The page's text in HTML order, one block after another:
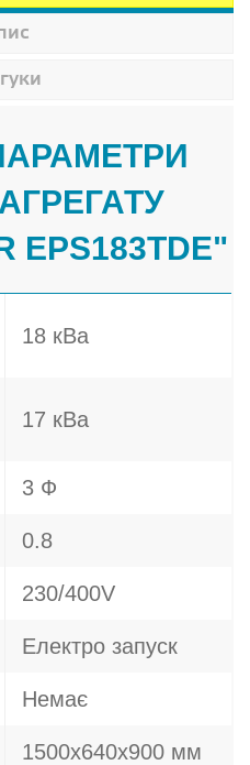
EPS183TDE"
18 кВа
17 кВа
3 Ф
0.8
230/400V
Електро запуск
Немає
1500х640х900 мм